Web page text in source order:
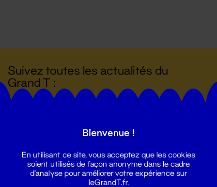
Suivez toutes les actualités du
Grand T :
Bienvenue !
En utilisant ce site, vous acceptez que les cookies
soient utilisés de façon anonyme dans le cadre
d'analyse pour améliorer votre expérience sur
leGrandT.fr.